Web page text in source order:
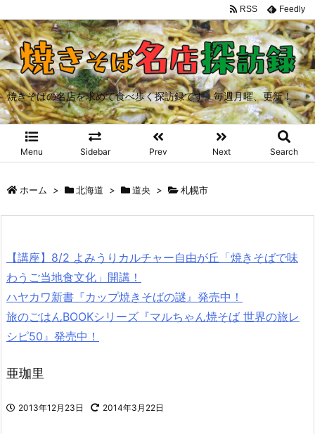
焼きそばの名店を求めて食べ歩く探訪録です。毎週月曜、更新！
Menu Sidebar Prev Next Search
RSS Feedly
ホーム > 北海道 > 道央 > 札幌市
【講座】8/2 よみうりカルチャー自由が丘「焼きそばで味
わうご当地食文化」開講！
ハヤカワ新書『カップ焼きそばの謎』発売中！
旅のごはんBOOKシリーズ『マルちゃん焼そば 世界の旅レ
シピ50』発売中！
亜珈里
2013年12月23日 2014年3月22日